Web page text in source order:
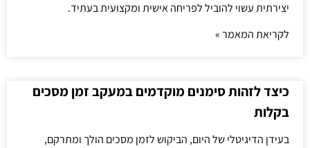
יצירתית עשוי להוביל לפריחה אישית ומקצועית בעתיד.
לקריאת המאמר »
כיצד לזהות סימנים מוקדמים במעקב זמן מסכים
בקלות
בעידן הדיגיטלי של היום, הביקוש לזמן מסכים הולך ומתרקם,